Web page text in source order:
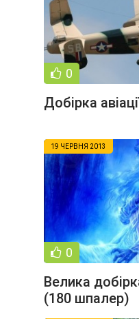
0
Добірка
19 ЧЕРВНЯ 2013
0
Велика
(180 шпалер)